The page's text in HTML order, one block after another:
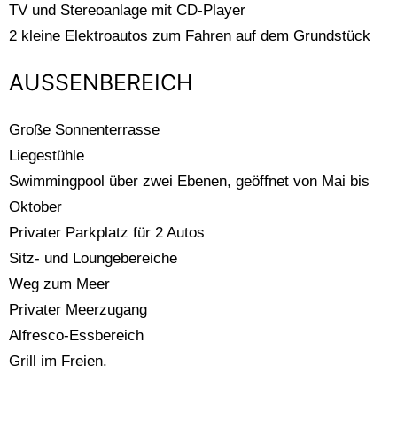
TV und Stereoanlage mit CD-Player
2 kleine Elektroautos zum Fahren auf dem Grundstück
AUSSENBEREICH
Große Sonnenterrasse
Liegestühle
Swimmingpool über zwei Ebenen, geöffnet von Mai bis
Oktober
Privater Parkplatz für 2 Autos
Sitz- und Loungebereiche
Weg zum Meer
Privater Meerzugang
Alfresco-Essbereich
Grill im Freien.